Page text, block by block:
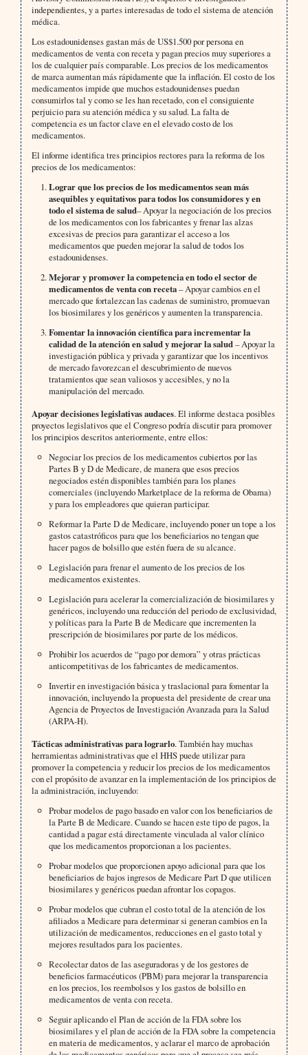
independientes, y a partes interesadas de todo el sistema de atención
médica.
Los estadounidenses gastan más de US$1.500 por persona en
medicamentos de venta con receta y pagan precios muy superiores a
los de cualquier país comparable. Los precios de los medicamentos
de marca aumentan más rápidamente que la inflación. El costo de los
medicamentos impide que muchos estadounidenses puedan
consumirlos tal y como se les han recetado, con el consiguiente
perjuicio para su atención médica y su salud. La falta de
competencia es un factor clave en el elevado costo de los
medicamentos.
El informe identifica tres principios rectores para la reforma de los
precios de los medicamentos:
Lograr que los precios de los medicamentos sean más
asequibles y equitativos para todos los consumidores y en
todo el sistema de salud– Apoyar la negociación de los precios
de los medicamentos con los fabricantes y frenar las alzas
excesivas de precios para garantizar el acceso a los
medicamentos que pueden mejorar la salud de todos los
estadounidenses.
Mejorar y promover la competencia en todo el sector de
medicamentos de venta con receta– Apoyar cambios en el
mercado que fortalezcan las cadenas de suministro, promuevan
los biosimilares y los genéricos y aumenten la transparencia.
Fomentar la innovación científica para incrementar la
calidad de la atención en salud y mejorar la salud– Apoyar la
investigación pública y privada y garantizar que los incentivos
de mercado favorezcan el descubrimiento de nuevos
tratamientos que sean valiosos y accesibles, y no la
manipulación del mercado.
Apoyar decisiones legislativas audaces. El informe destaca posibles
proyectos legislativos que el Congreso podría discutir para promover
los principios descritos anteriormente, entre ellos:
Negociar los precios de los medicamentos cubiertos por las
Partes B y D de Medicare, de manera que esos precios
negociados estén disponibles también para los planes
comerciales (incluyendo Marketplace de la reforma de Obama)
y para los empleadores que quieran participar.
Reformar la Parte D de Medicare, incluyendo poner un tope a los
gastos catastróficos para que los beneficiarios no tengan que
hacer pagos de bolsillo que estén fuera de su alcance.
Legislación para frenar el aumento de los precios de los
medicamentos existentes.
Legislación para acelerar la comercialización de biosimilares y
genéricos, incluyendo una reducción del periodo de exclusividad,
y políticas para la Parte B de Medicare que incrementen la
prescripción de biosimilares por parte de los médicos.
Prohibir los acuerdos de “pago por demora” y otras prácticas
anticompetitivas de los fabricantes de medicamentos.
Invertir en investigación básica y traslacional para fomentar la
innovación, incluyendo la propuesta del presidente de crear una
Agencia de Proyectos de Investigación Avanzada para la Salud
(ARPA-H).
Tácticas administrativas para lograrlo. También hay muchas
herramientas administrativas que el HHS puede utilizar para
promover la competencia y reducir los precios de los medicamentos
con el propósito de avanzar en la implementación de los principios de
la administración, incluyendo:
Probar modelos de pago basado en valor con los beneficiarios de
la Parte B de Medicare. Cuando se hacen este tipo de pagos, la
cantidad a pagar está directamente vinculada al valor clínico
que los medicamentos proporcionan a los pacientes.
Probar modelos que proporcionen apoyo adicional para que los
beneficiarios de bajos ingresos de Medicare Part D que utilicen
biosimilares y genéricos puedan afrontar los copagos.
Probar modelos que cubran el costo total de la atención de los
afiliados a Medicare para determinar si generan cambios en la
utilización de medicamentos, reducciones en el gasto total y
mejores resultados para los pacientes.
Recolectar datos de las aseguradoras y de los gestores de
beneficios farmacéuticos (PBM) para mejorar la transparencia
en los precios, los reembolsos y los gastos de bolsillo en
medicamentos de venta con receta.
Seguir aplicando el Plan de acción de la FDA sobre los
biosimilares y el plan de acción de la FDA sobre la competencia
en materia de medicamentos, y aclarar el marco de aprobación